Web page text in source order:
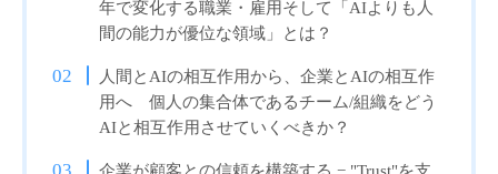
年で変化する職業・雇用そして「AIよりも人
間の能力が優位な領域」とは？
人間とAIの相互作用から、企業とAIの相互作
用へ 個人の集合体であるチーム/組織をどう
AIと相互作用させていくべきか？
企業が顧客との信頼を構築する − "Trust"を支